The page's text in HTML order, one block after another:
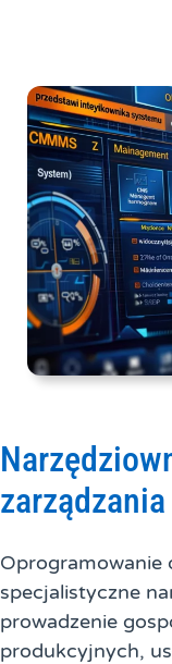
zarządzania
Oprogramowanie
specjalistyczne
prowadzenie
produkcyjnych,